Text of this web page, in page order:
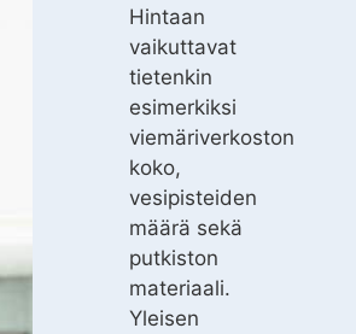
Hintaan
vaikuttavat
tietenkin
esimerkiksi
viemäriverkoston
koko,
vesipisteiden
määrä sekä
putkiston
materiaali.
Yleisen